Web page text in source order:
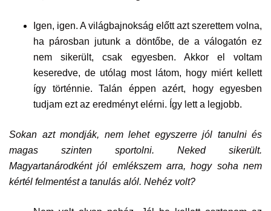
Igen, igen. A világbajnokság előtt azt szerettem volna,
ha párosban jutunk a döntőbe, de a válogatón ez
nem sikerült, csak egyesben. Akkor el voltam
keseredve, de utólag most látom, hogy miért kellett
így történnie. Talán éppen azért, hogy egyesben
tudjam ezt az eredményt elérni. Így lett a legjobb.
Sokan azt mondják, nem lehet egyszerre jól tanulni és
magas szinten sportolni. Neked sikerült.
Magyartanárodként jól emlékszem arra, hogy soha nem
kértél felmentést a tanulás alól. Nehéz volt?